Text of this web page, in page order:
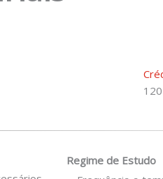
120
Regime de Estudo